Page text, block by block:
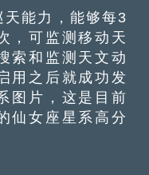
能力，能够每3
，可监测移动天
索和监测天文动
用之后就成功发
片，这是目前
仙女座星系高分